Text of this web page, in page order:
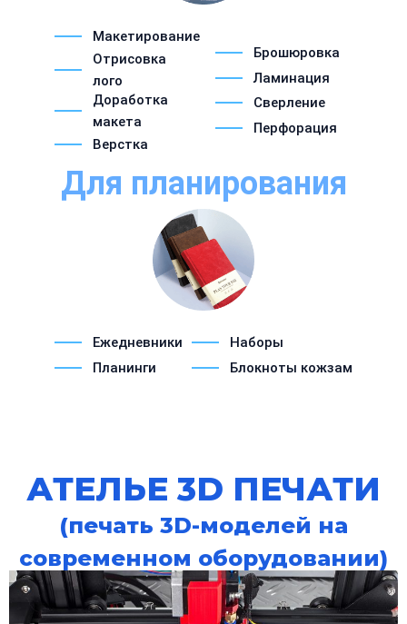
Макетирование
Отрисовка
лого
Доработка
макета
Верстка
Брошюровка
Ламинация
Сверление
Перфорация
Для планирования
Ежедневники
Планинги
Наборы
Блокноты кожзам
АТЕЛЬЕ 3D ПЕЧАТИ
(печать 3D-моделей на
современном оборудовании)